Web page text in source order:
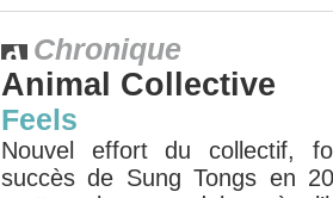
Chronique
Animal Collective
Feels
Nouvel effort du collectif,
succès de Sung Tongs en